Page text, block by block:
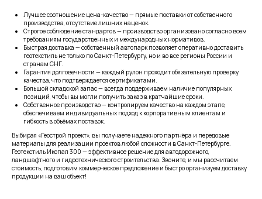
Лучшее соотношение цена-качество — прямые поставки от собственного
производства, отсутствие лишних наценок.
Строгое соблюдение стандартов — производство организовано согласно всем
требованиям государственных и международных нормативов.
Быстрая доставка — собственный автопарк позволяет оперативно доставить
геотекстиль не только по Санкт-Петербургу, но и во все регионы России и
странам СНГ.
Гарантия долговечности — каждый рулон проходит обязательную проверку
качества, что подтверждается сертификатами.
Большой складской запас — всегда поддерживаем наличие популярных
позиций, чтобы вы могли получить заказ в кратчайшие сроки.
Собственное производство — контролируем качество на каждом этапе,
обеспечиваем индивидуальных подход к корпоративным клиентам и
гибкость в объёмах поставок.
Выбирая «Геострой проект», вы получаете надежного партнёра и передовые
материалы для реализации проектов любой сложности в Санкт-Петербурге.
Геотекстиль Икопал 300 — эффективное решение для автодорожного,
ландшафтного и гидротехнического строительства. Звоните, и мы рассчитаем
стоимость, подготовим коммерческое предложение и быстро организуем доставку
продукции на ваш объект!